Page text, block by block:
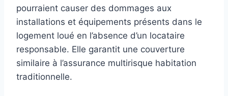
pourraient causer des dommages aux
installations et équipements présents dans le
logement loué en l’absence d’un locataire
responsable. Elle garantit une couverture
similaire à l’assurance multirisque habitation
traditionnelle.